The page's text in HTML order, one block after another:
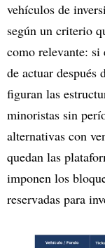
vehículos de
según un criterio
como relevante: si
de actuar después
figuran las
minoristas sin
alternativas con
quedan las
imponen los
reservadas para